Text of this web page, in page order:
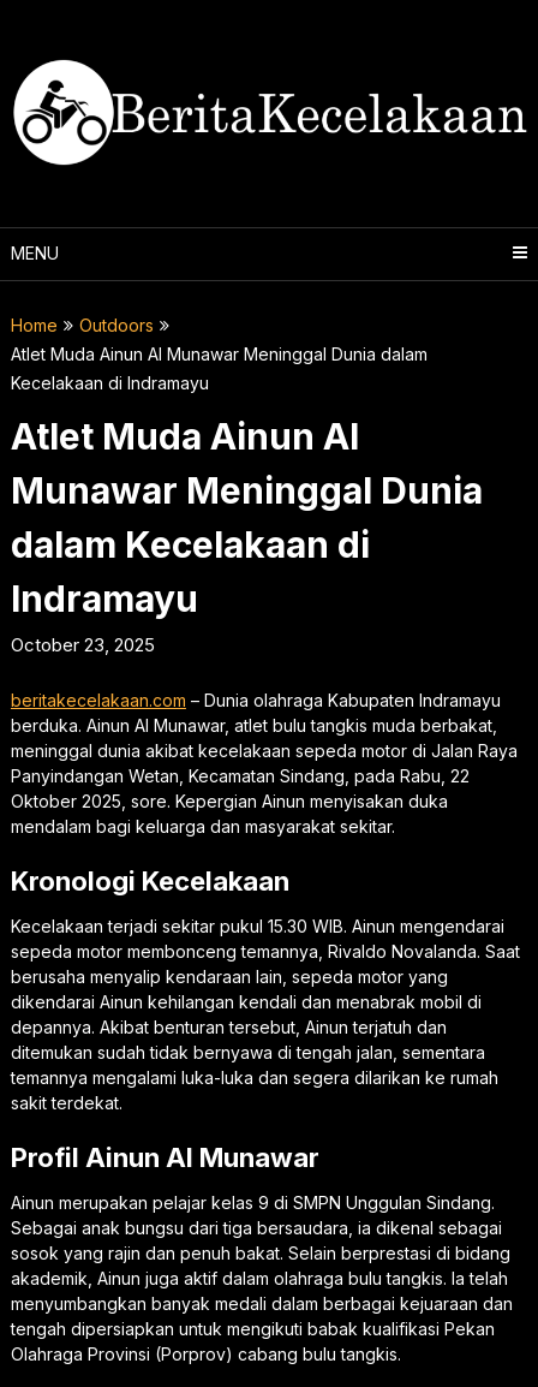
content
MENU
Home
Outdoors
Atlet Muda Ainun Al Munawar Meninggal Dunia dalam
Kecelakaan di Indramayu
Atlet Muda Ainun Al
Munawar Meninggal Dunia
dalam Kecelakaan di
Indramayu
October 23, 2025
beritakecelakaan.com – Dunia olahraga Kabupaten Indramayu
berduka. Ainun Al Munawar, atlet bulu tangkis muda berbakat,
meninggal dunia akibat kecelakaan sepeda motor di Jalan Raya
Panyindangan Wetan, Kecamatan Sindang, pada Rabu, 22
Oktober 2025, sore. Kepergian Ainun menyisakan duka
mendalam bagi keluarga dan masyarakat sekitar.
Kronologi Kecelakaan
Kecelakaan terjadi sekitar pukul 15.30 WIB. Ainun mengendarai
sepeda motor membonceng temannya, Rivaldo Novalanda. Saat
berusaha menyalip kendaraan lain, sepeda motor yang
dikendarai Ainun kehilangan kendali dan menabrak mobil di
depannya. Akibat benturan tersebut, Ainun terjatuh dan
ditemukan sudah tidak bernyawa di tengah jalan, sementara
temannya mengalami luka-luka dan segera dilarikan ke rumah
sakit terdekat.
Profil Ainun Al Munawar
Ainun merupakan pelajar kelas 9 di SMPN Unggulan Sindang.
Sebagai anak bungsu dari tiga bersaudara, ia dikenal sebagai
sosok yang rajin dan penuh bakat. Selain berprestasi di bidang
akademik, Ainun juga aktif dalam olahraga bulu tangkis. Ia telah
menyumbangkan banyak medali dalam berbagai kejuaraan dan
tengah dipersiapkan untuk mengikuti babak kualifikasi Pekan
Olahraga Provinsi (Porprov) cabang bulu tangkis.